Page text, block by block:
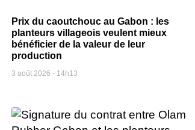
Prix du caoutchouc au Gabon : les
planteurs villageois veulent mieux
bénéficier de la valeur de leur
production
3 août 2026 14h13